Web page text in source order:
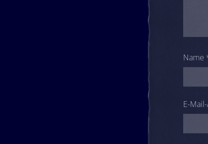
Name
E-